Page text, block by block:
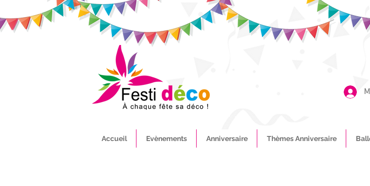
Accueil Evènements Anniversaire Thèmes Anniversaire